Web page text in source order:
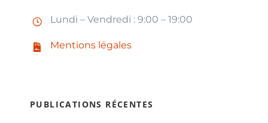
Lundi – Vendredi : 9:00 – 19:00
Mentions légales
PUBLICATIONS RÉCENTES